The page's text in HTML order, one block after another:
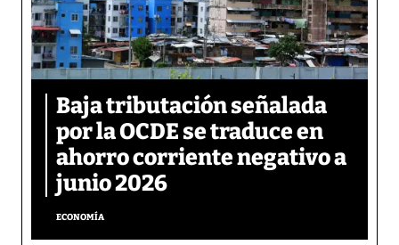
Baja tributación señalada
por la OCDE se traduce en
ahorro corriente negativo a
junio 2026
ECONOMÍA